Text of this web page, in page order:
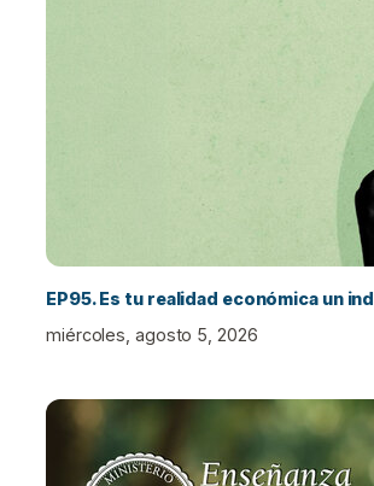
EP95. Es tu realidad económica un
miércoles, agosto 5, 2026